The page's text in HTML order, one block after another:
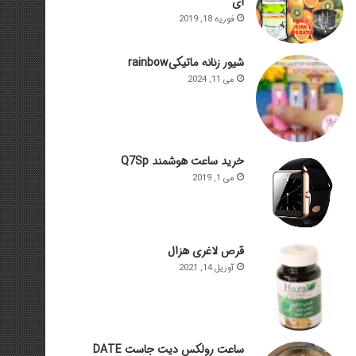
فوریه 18, 2019
شیور زنانه ماتیکیrainbow
می 11, 2024
خرید ساعت هوشمند Q7Sp
می 1, 2019
قرص لاغری هزال
آوریل 14, 2021
ساعت رولکس دیت جاست DATE